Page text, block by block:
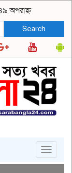
অপরাহ্ন
Search
Toggle